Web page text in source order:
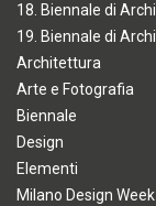
18. Biennale di
19. Biennale di
Architettura
Arte e Fotografia
Biennale
Design
Elementi
Milano Design